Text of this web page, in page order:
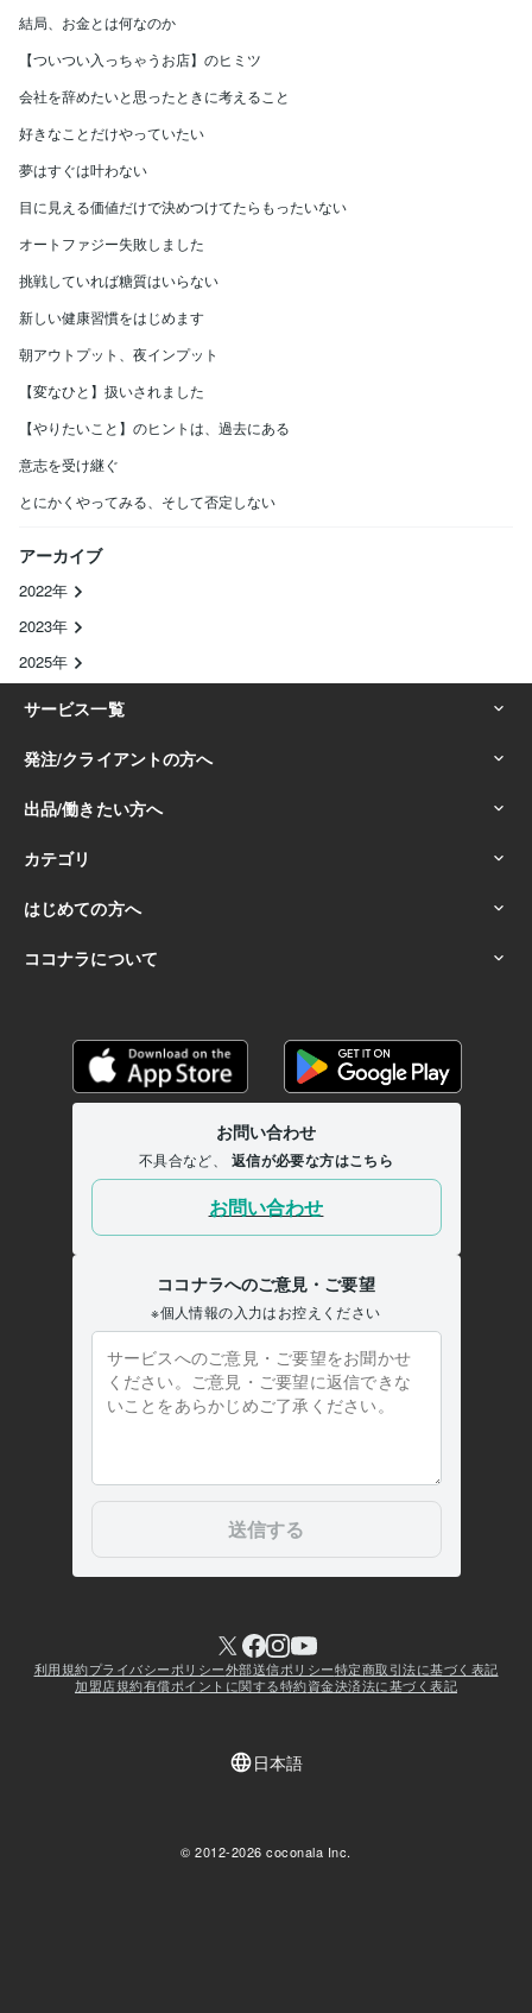
結局、お金とは何なのか
【ついつい入っちゃうお店】のヒミツ
会社を辞めたいと思ったときに考えること
好きなことだけやっていたい
夢はすぐは叶わない
目に見える価値だけで決めつけてたらもったいない
オートファジー失敗しました
挑戦していれば糖質はいらない
新しい健康習慣をはじめます
朝アウトプット、夜インプット
【変なひと】扱いされました
【やりたいこと】のヒントは、過去にある
意志を受け継ぐ
とにかくやってみる、そして否定しない
アーカイブ
2022年
2023年
2025年